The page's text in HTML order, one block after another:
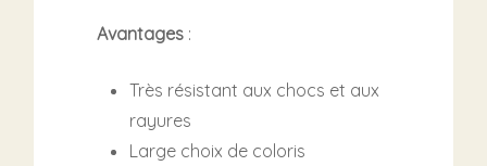
Avantages:
Très résistant aux chocs et aux
rayures
Large choix de coloris